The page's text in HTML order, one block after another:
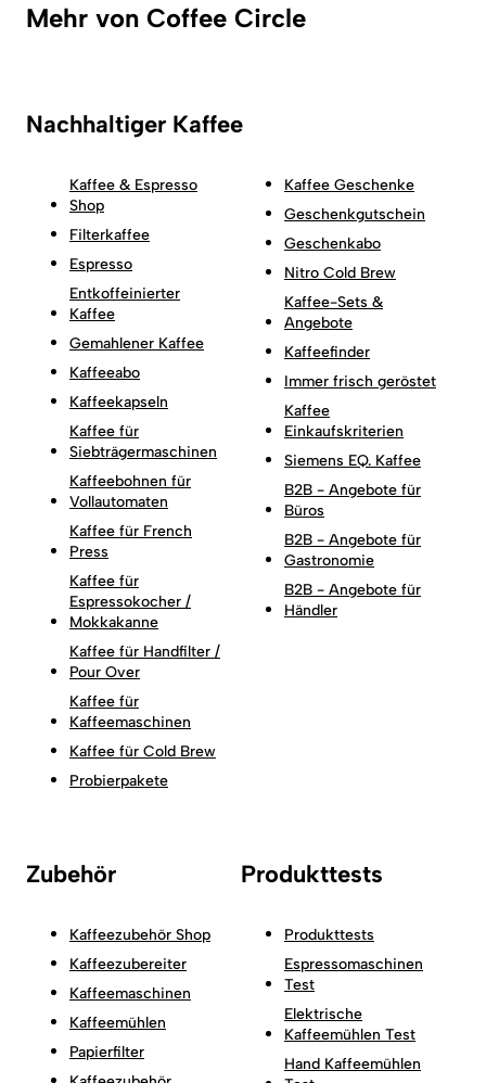
Mehr von Coffee Circle
Nachhaltiger Kaffee
Kaffee & Espresso
Shop
Filterkaffee
Espresso
Entkoffeinierter
Kaffee
Gemahlener Kaffee
Kaffeeabo
Kaffeekapseln
Kaffee für
Siebträgermaschinen
Kaffeebohnen für
Vollautomaten
Kaffee für French
Press
Kaffee für
Espressokocher /
Mokkakanne
Kaffee für Handfilter /
Pour Over
Kaffee für
Kaffeemaschinen
Kaffee für Cold Brew
Probierpakete
Kaffee Geschenke
Geschenkgutschein
Geschenkabo
Nitro Cold Brew
Kaffee-Sets &
Angebote
Kaffeefinder
Immer frisch geröstet
Kaffee
Einkaufskriterien
Siemens EQ. Kaffee
B2B - Angebote für
Büros
B2B - Angebote für
Gastronomie
B2B - Angebote für
Händler
Zubehör
Kaffeezubehör Shop
Kaffeezubereiter
Kaffeemaschinen
Kaffeemühlen
Papierfilter
Produkttests
Produkttests
Espressomaschinen
Test
Elektrische
Kaffeemühlen Test
Hand Kaffeemühlen